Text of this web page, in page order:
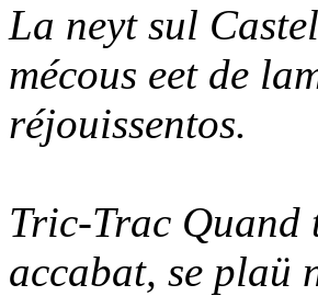
La neyt sul
mécous eet de
réjouissentos.
Tric-Trac Quand
accabat, se plaü